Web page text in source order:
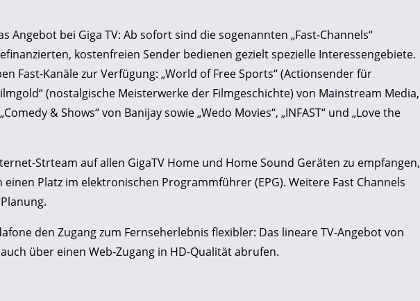
Angebot bei Giga TV: Ab sofort sind die sogenannten „Fast-Channels“
kostenfreien Sender bedienen gezielt spezielle Interessengebiete.
Fast-Kanäle zur Verfügung: „World of Free Sports“ (Actionsender für
(nostalgische Meisterwerke der Filmgeschichte) von Mainstream Media,
& Shows“ von Banijay sowie „Wedo Movies“, „INFAST“ und „Love the
Strteam auf allen GigaTV Home und Home Sound Geräten zu empfangen,
Platz im elektronischen Programmführer (EPG). Weitere Fast Channels
den Zugang zum Fernseherlebnis flexibler: Das lineare TV-Angebot von
über einen Web-Zugang in HD-Qualität abrufen.